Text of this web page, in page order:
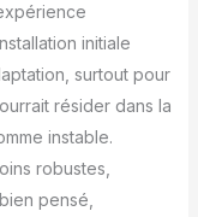
initiale
surtout pour
résider dans la
instable.
robustes,
pensé,